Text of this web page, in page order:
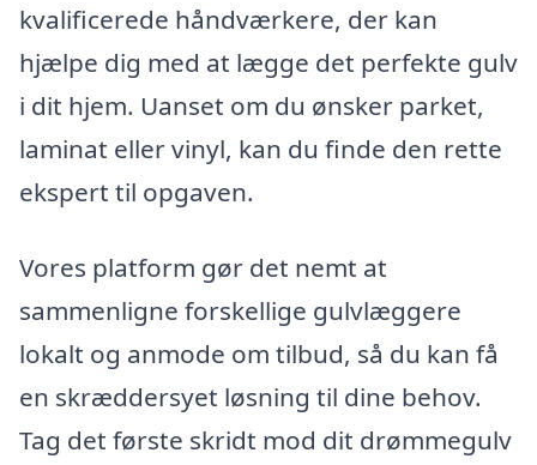
kvalificerede håndværkere, der kan
hjælpe dig med at lægge det perfekte gulv
i dit hjem. Uanset om du ønsker parket,
laminat eller vinyl, kan du finde den rette
ekspert til opgaven.
Vores platform gør det nemt at
sammenligne forskellige gulvlæggere
lokalt og anmode om tilbud, så du kan få
en skræddersyet løsning til dine behov.
Tag det første skridt mod dit drømmegulv